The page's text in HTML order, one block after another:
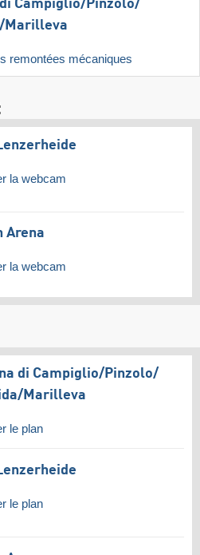
di Campiglio/​Pinzolo/​
​Marilleva
remontées mécaniques
la webcam
Arena
la webcam
di Campiglio/​Pinzolo/​
​Marilleva
le plan
le plan